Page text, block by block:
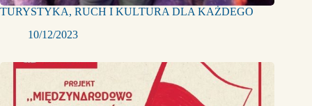
TURYSTYKA, RUCH I KULTURA DLA KAŻDEGO
10/12/2023